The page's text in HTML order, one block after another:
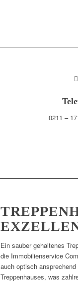
0211 –
Ein sauber gehaltenes
die Immobilienservice
auch optisch
Treppenhauses, was